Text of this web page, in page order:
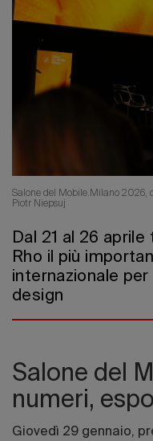
Salone del Mobile.Milano 2026,
Piotr Niepsuj
Dal 21 al 26
Rho il più
internazionale
design
Salone del
numeri,
Giovedì 29 gennaio,